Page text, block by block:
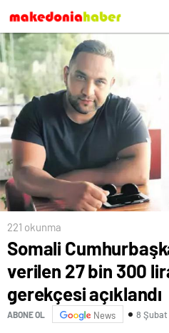
221 okunma
Somali
verilen 27 bin 300
gerekçesi açıklandı
ABONE OL News 8